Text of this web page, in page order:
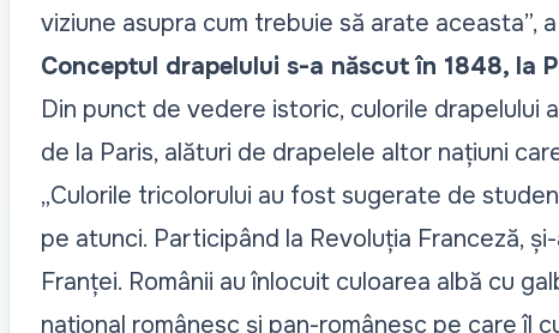
viziune asupra cum trebuie să arate aceasta”,
Conceptul drapelului s-a născut în 1848, la
Din punct de vedere istoric, culorile drapelului
de la Paris, alături de drapelele altor națiuni
„Culorile tricolorului au fost sugerate de
pe atunci. Participând la Revoluția Franceză,
Franței. Românii au înlocuit culoarea albă cu
național românesc și pan-românesc pe care îl